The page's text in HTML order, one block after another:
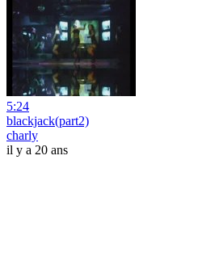
5:24
blackjack(part2)
charly
il y a 20 ans